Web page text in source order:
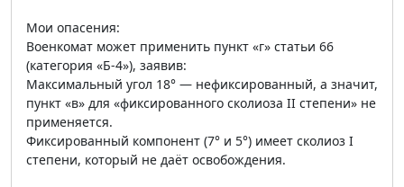
Мои опасения:
Военкомат может применить пункт «г» статьи 66
(категория «Б-4»), заявив:
Максимальный угол 18° — нефиксированный, а значит,
пункт «в» для «фиксированного сколиоза II степени» не
применяется.
Фиксированный компонент (7° и 5°) имеет сколиоз I
степени, который не даёт освобождения.